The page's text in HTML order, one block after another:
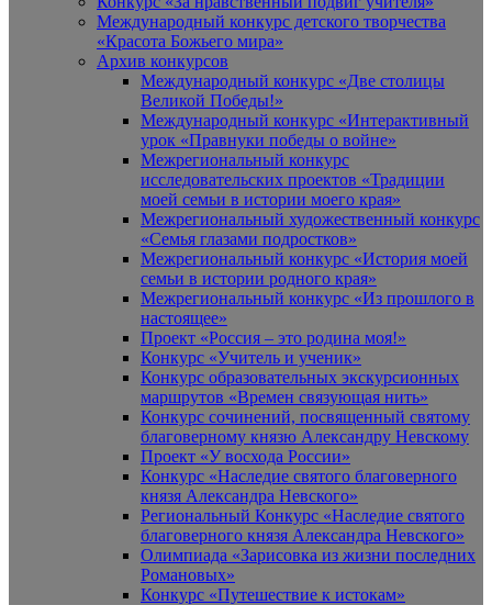
Международный конкурс детского творчества
«Красота Божьего мира»
Архив конкурсов
Международный конкурс «Две столицы
Великой Победы!»
Международный конкурс «Интерактивный
урок «Правнуки победы о войне»
Межрегиональный конкурс
исследовательских проектов «Традиции
моей семьи в истории моего края»
Межрегиональный художественный конкурс
«Семья глазами подростков»
Межрегиональный конкурс «История моей
семьи в истории родного края»
Межрегиональный конкурс «Из прошлого в
настоящее»
Проект «Россия – это родина моя!»
Конкурс «Учитель и ученик»
Конкурс образовательных экскурсионных
маршрутов «Времен связующая нить»
Конкурс сочинений, посвященный святому
благоверному князю Александру Невскому
Проект «У восхода России»
Конкурс «Наследие святого благоверного
князя Александра Невского»
Региональный Конкурс «Наследие святого
благоверного князя Александра Невского»
Олимпиада «Зарисовка из жизни последних
Романовых»
Конкурс «Путешествие к истокам»